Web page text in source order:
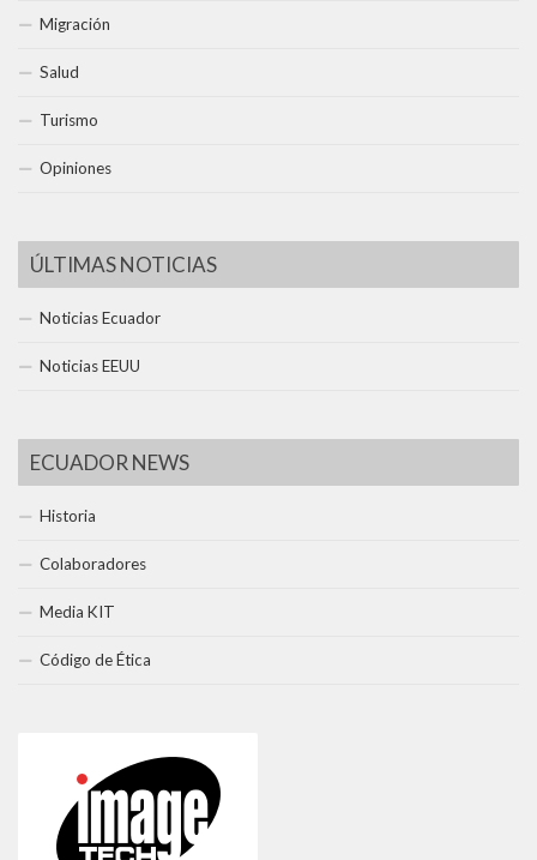
Migración
Salud
Turismo
Opiniones
ÚLTIMAS NOTICIAS
Noticias Ecuador
Noticias EEUU
ECUADOR NEWS
Historia
Colaboradores
Media KIT
Código de Ética